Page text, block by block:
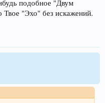
подобное "Двум
Твое "Эхо" без искажений.